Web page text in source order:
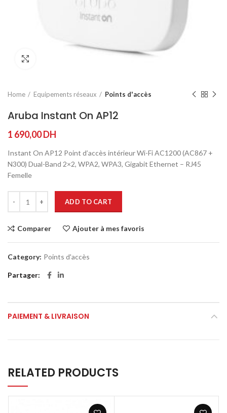
Home Equipements réseaux Points d'accès
Aruba Instant On AP12
1 690,00DH
Instant On AP12 Point d’accès intérieur Wi-Fi AC1200 (AC867 +
N300) Dual-Band 2×2, WPA2, WPA3, Gigabit Ethernet – RJ45
Femelle
ADD TO CART
Comparer Ajouter à mes favoris
Category: Points d'accès
Partager
PAIEMENT & LIVRAISON
RELATED PRODUCTS